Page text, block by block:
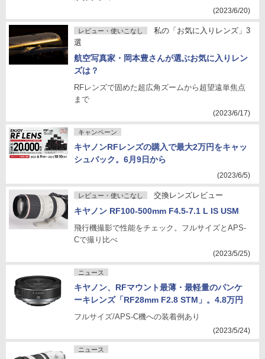
(2023/6/20)
レビュー・使いこなし
私の「お気に入りレンズ」3
選
航空写真家・岡本豊さんが選ぶお気に入りレン
ズは？
RFレンズで固めた超広角ズームから超望遠単焦点
まで
(2023/6/17)
キャンペーン
キヤノンRFレンズの購入で最大2万円をキャッ
シュバック。6月9日から
(2023/6/5)
レビュー・使いこなし 交換レンズレビュー
キヤノン RF100-500mm F4.5-7.1 L IS USM
飛行機撮影で性能をチェック。フルサイズとAPS-
Cで撮り比べ
(2023/5/25)
ニュース
キヤノン、RFマウント最薄・最軽量のパンケ
ーキレンズ「RF28mm F2.8 STM」。4.8万円
フルサイズ/APS-C機への装着例あり
(2023/5/24)
ニュース